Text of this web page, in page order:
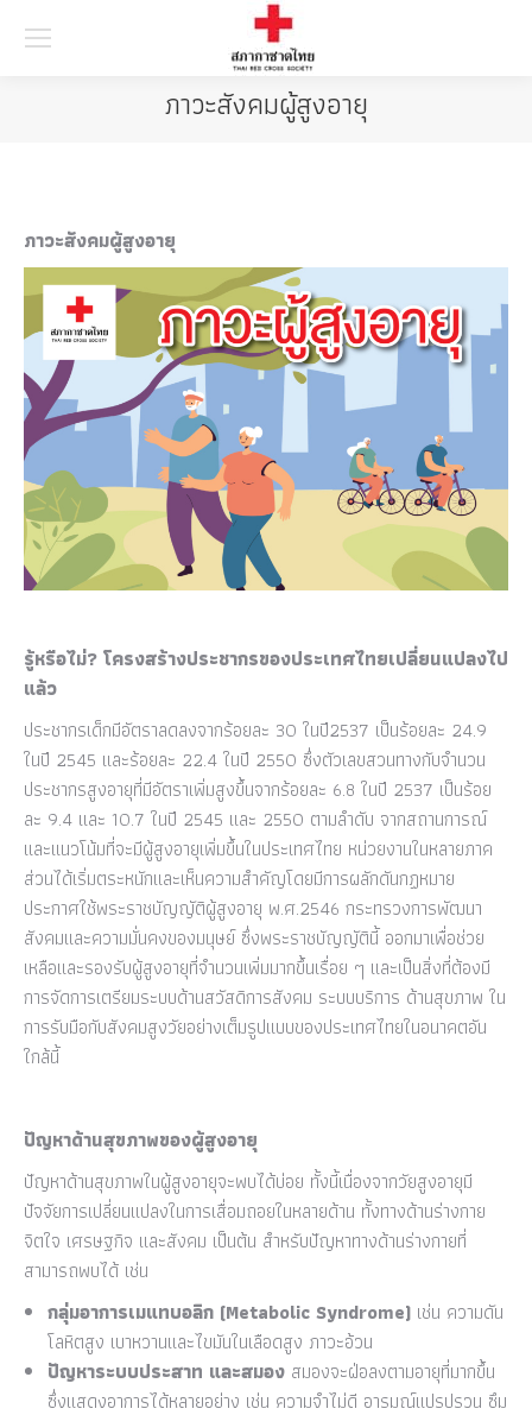
ภาวะสังคมผู้สูงอายุ
ภาวะสังคมผู้สูงอายุ
รู้หรือไม่? โครงสร้างประชากรของประเทศไทยเปลี่ยนแปลงไป
แล้ว
ประชากรเด็กมีอัตราลดลงจากร้อยละ 30 ในปี2537 เป็นร้อยละ 24.9
ในปี 2545 และร้อยละ 22.4 ในปี 2550 ซึ่งตัวเลขสวนทางกับจำนวน
ประชากรสูงอายุที่มีอัตราเพิ่มสูงขึ้นจากร้อยละ 6.8 ในปี 2537 เป็นร้อย
ละ 9.4 และ 10.7 ในปี 2545 และ 2550 ตามลำดับ จากสถานการณ์
และแนวโน้มที่จะมีผู้สูงอายุเพิ่มขึ้นในประเทศไทย หน่วยงานในหลายภาค
ส่วนได้เริ่มตระหนักและเห็นความสำคัญโดยมีการผลักดันกฏหมาย
ประกาศใช้พระราชบัญญัติผู้สูงอายุ พ.ศ.2546 กระทรวงการพัฒนา
สังคมและความมั่นคงของมนุษย์ ซึ่งพระราชบัญญัตินี้ ออกมาเพื่อช่วย
เหลือและรองรับผู้สูงอายุที่จำนวนเพิ่มมากขึ้นเรื่อย ๆ และเป็นสิ่งที่ต้องมี
การจัดการเตรียมระบบด้านสวัสดิการสังคม ระบบบริการ ด้านสุขภาพ ใน
การรับมือกับสังคมสูงวัยอย่างเต็มรูปแบบของประเทศไทยในอนาคตอัน
ใกล้นี้
ปัญหาด้านสุขภาพของผู้สูงอายุ
ปัญหาด้านสุขภาพในผู้สูงอายุจะพบได้บ่อย ทั้งนี้เนื่องจากวัยสูงอายุมี
ปัจจัยการเปลี่ยนแปลงในการเสื่อมถอยในหลายด้าน ทั้งทางด้านร่างกาย
จิตใจ เศรษฐกิจ และสังคม เป็นต้น สำหรับปัญหาทางด้านร่างกายที่
สามารถพบได้ เช่น
กลุ่มอาการเมแทบอลิก (Metabolic Syndrome) เช่น ความดัน
โลหิตสูง เบาหวานและไขมันในเลือดสูง ภาวะอ้วน
ปัญหาระบบประสาท และสมอง สมองจะฝ่อลงตามอายุที่มากขึ้น
ซึ่งแสดงอาการได้หลายอย่าง เช่น ความจำไม่ดี อารมณ์แปรปรวน ซึม